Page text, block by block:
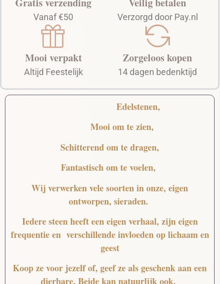
Vanaf €50
Mooi verpakt
Altijd Feestelijk
Verzorgd door Pay.nl
Zorgeloos kopen
14 dagen bedenktijd
Edelstenen,
Mooiom te zien,
Schitterendom te dragen,
Fantastischom te voelen,
Wij verwerken vele soorten in onze, eigen
ontworpen, sieraden.
Iedere steen heeft een eigen verhaal, zijn eigen
frequentie en verschillende invloeden op lichaam en
geest
Koop ze voor jezelf of, geef ze als geschenk aan een
dierbare. Beide kan natuurlijk ook.